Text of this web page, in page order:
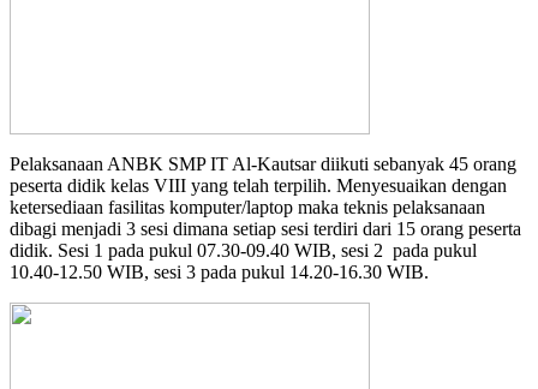
Pelaksanaan ANBK SMP IT Al-Kautsar diikuti sebanyak 45 orang
peserta didik kelas VIII yang telah terpilih. Menyesuaikan dengan
ketersediaan fasilitas komputer/laptop maka teknis pelaksanaan
dibagi menjadi 3 sesi dimana setiap sesi terdiri dari 15 orang peserta
didik. Sesi 1 pada pukul 07.30-09.40 WIB, sesi 2 pada pukul
10.40-12.50 WIB, sesi 3 pada pukul 14.20-16.30 WIB.